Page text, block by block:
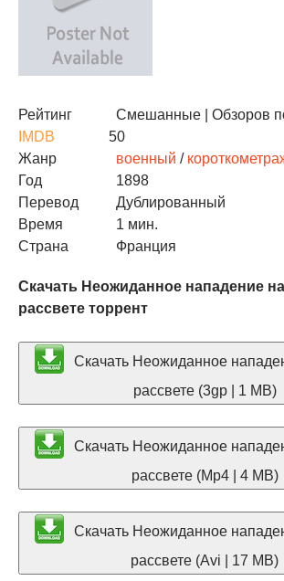
Рейтинг
IMDB
Смешанные | Обзоров
50
Жанр
военный /
Год
1898
Перевод
Дублированный
Время
1 мин.
Страна
Франция
Скачать Неожиданное нападение
рассвете торрент
Скачать Неожиданное
рассвете (3gp | 1 MB)
Скачать Неожиданное
рассвете (Mp4 | 4 MB)
Скачать Неожиданное
рассвете (Avi | 17 MB)